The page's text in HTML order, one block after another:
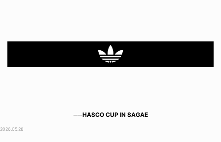
──HASCO CUP IN SAGAE
2026.05.28